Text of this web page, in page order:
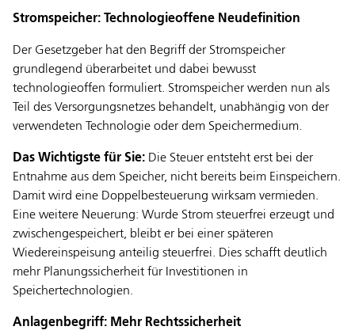
Stromspeicher: Technologieoffene Neudefinition
Der Gesetzgeber hat den Begriff der Stromspeicher
grundlegend überarbeitet und dabei bewusst
technologieoffen formuliert. Stromspeicher werden nun als
Teil des Versorgungsnetzes behandelt, unabhängig von der
verwendeten Technologie oder dem Speichermedium.
Das Wichtigste für Sie: Die Steuer entsteht erst bei der
Entnahme aus dem Speicher, nicht bereits beim Einspeichern.
Damit wird eine Doppelbesteuerung wirksam vermieden.
Eine weitere Neuerung: Wurde Strom steuerfrei erzeugt und
zwischengespeichert, bleibt er bei einer späteren
Wiedereinspeisung anteilig steuerfrei. Dies schafft deutlich
mehr Planungssicherheit für Investitionen in
Speichertechnologien.
Anlagenbegriff: Mehr Rechtssicherheit